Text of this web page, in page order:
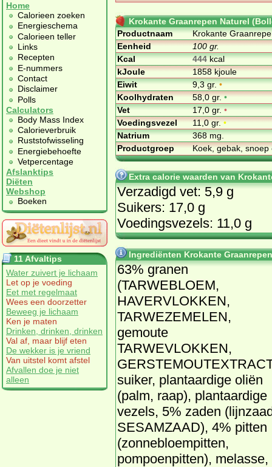
Home
Calorieen zoeken
Energieschema
Calorieen teller
Links
Recepten
E-nummers
Contact
Disclaimer
Polls
Calculators
Body Mass Index
Calorieverbruik
Ruststofwisseling
Energiebehoefte
Vetpercentage
Afslanktips
Diëten
Webshop
Boeken
11 Afvaltips
Water zuivert je lichaam
Let op je voeding
Eet met regelmaat
Wees een doorzetter
Beweeg je lichaam
Ken je maten
Drinken, drinken, drinken
Val af, maar blijf eten
De wekker is je vriend
Van uitstel komt afstel
Afvallen doe je niet
alleen
Krokante Graanrepen Naturel
Productnaam
Krokante
Eenheid
100 gr.
Kcal
444kcal
kJoule
1858 kjoule
Eiwit
9,3 gr.•
Koolhydraten
58,0 gr.•
Vet
17,0 gr.•
Voedingsvezel
11,0 gr.•
Natrium
368 mg.
Productgroep
Koek, gebak,
Extra calorie waarden van
Verzadigd vet: 5,9 g
Suikers: 17,0 g
Voedingsvezels: 11,0 g
Ingrediënten Krokante
63% granen
(TARWEBLOEM,
HAVERVLOKKEN,
TARWEZEMELEN,
gemoute
TARWEVLOKKEN,
suiker, plantaardige oliën
(palm, raap), plantaardige
vezels, 5% zaden
SESAMZAAD), 4% pitten
(zonnebloempitten,
pompoenpitten),